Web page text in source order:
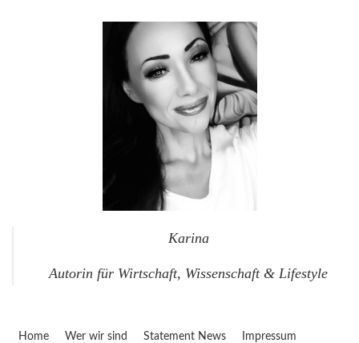
Karina
Autorin für Wirtschaft, Wissenschaft & Lifestyle
Home Wer wir sind Statement News Impressum